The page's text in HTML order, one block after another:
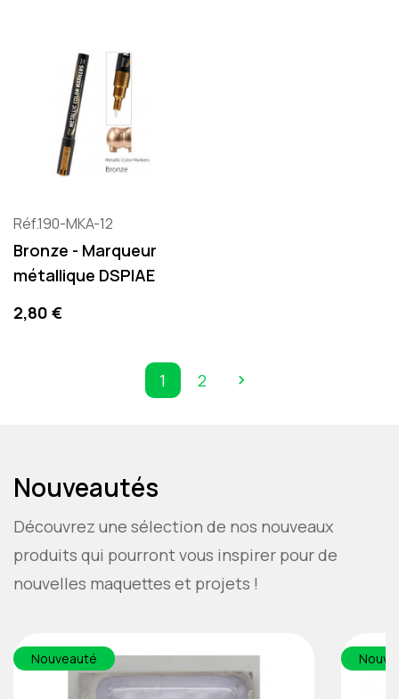
Réf.190-MKA-12
Bronze - Marqueur
métallique DSPIAE
Precio
2,80 €
1 2 
Nouveautés
Découvrez une sélection de nos nouveaux
produits qui pourront vous inspirer pour de
nouvelles maquettes et projets !
Nouveauté